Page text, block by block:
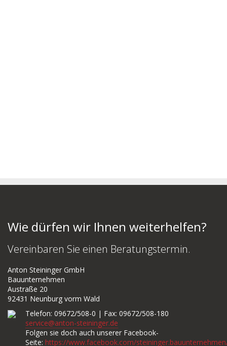
Wie dürfen wir Ihnen weiterhelfen?
Vereinbaren Sie einen Beratungstermin.
Anton Steininger GmbH
Bauunternehmen
Austraße 20
92431 Neunburg vorm Wald
Telefon: 09672/508-0 | Fax: 09672/508-180
service@anton-steininger.de
Folgen sie doch auch unserer Facebook-
Seite: https://www.facebook.com/